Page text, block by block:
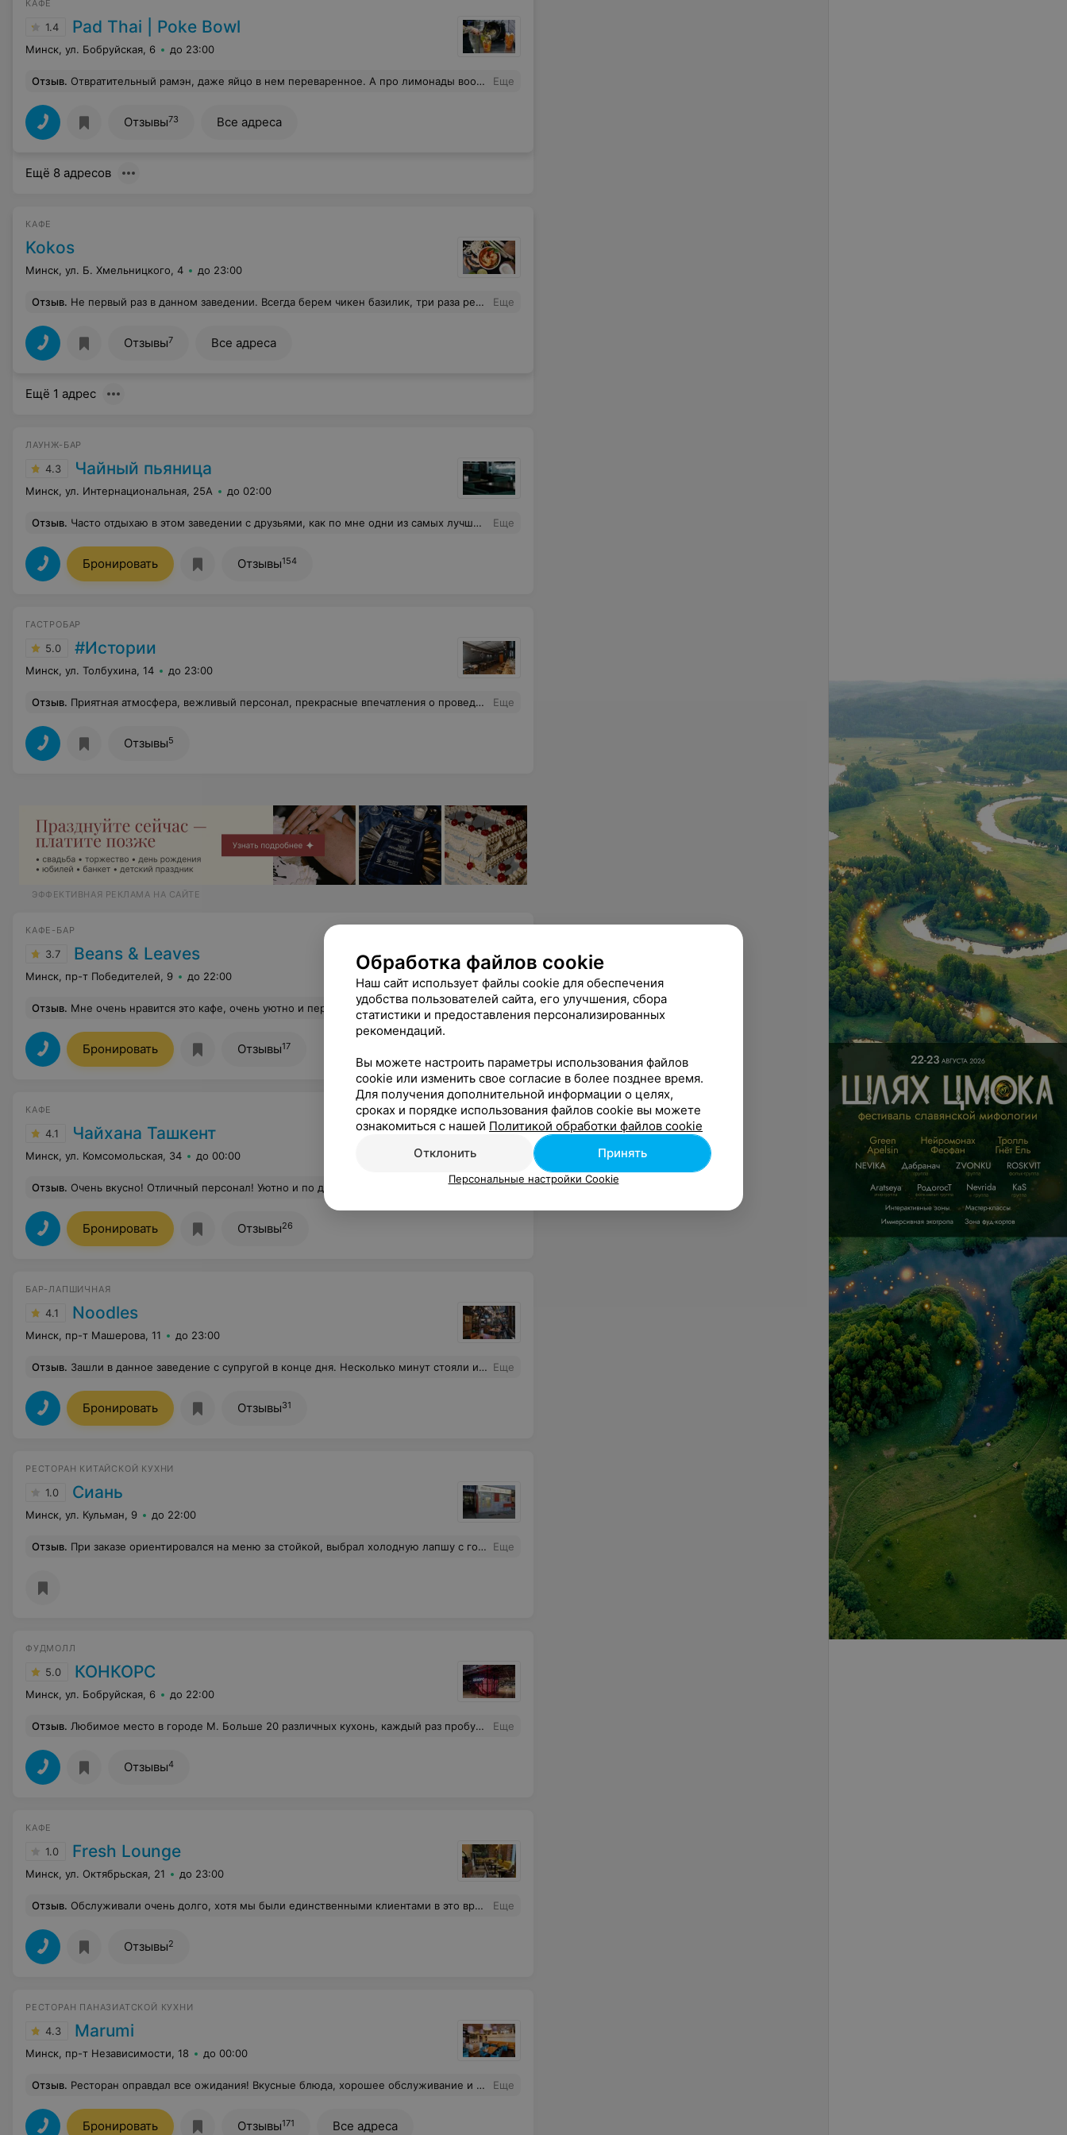
КАФЕ
1.4 Pad Thai | Poke Bowl
Минск, ул. Бобруйская, 6 до 23:00
Отзыв. Отвратительный рамэн, даже яйцо в нем переваренное. А про лимонады вообще молчу, вода с пюре имбиря Еще
Отзывы73 Все адреса
Ещё 8 адресов
КАФЕ
Kokos
Минск, ул. Б. Хмельницкого, 4 до 23:00
Отзыв. Не первый раз в данном заведении. Всегда берем чикен базилик, три раза решили взять что-то другое: 1 - рамен(очень невкусное блюдо, брать не советую, но это не основная причина данного отзыва), 2- карри с курицей(добавили доп. ананас, хотя брали специально без него, на что сотрудница сказала «ну вам дополнительно бесплатно ананас положили, я бы радовалась) и вот сегодня 3 раз - новое блюдо Котта, сделали заказ с уточнением минимальной остроты, сама Котта очень острая, есть невозможно и всю порцию вы точно не осилите. На кассе сказали что она острой быть не должна, повар это подтвердил. На вопрос переделать отказали, сказав, что должно быть острым(делемо). Однако в конечном итоге они предложили сделать любое другое блюдо, за это спасибо. Но остаётся неприятный осадок от того, что все три раза при попытке взять новое блюдо - косяки. Девушка на кассе вероятно стажер или же просто некомпетентный сотрудник. Еще
Отзывы7 Все адреса
Ещё 1 адрес
ЛАУНЖ-БАР
4.3 Чайный пьяница
Минск, ул. Интернациональная, 25А до 02:00
Отзыв. Часто отдыхаю в этом заведении с друзьями, как по мне одни из самых лучших коктейлей и кальянов в городе именно здесь. Вкусная еда и приятный персонал. В общем, рекомендую Еще
Бронировать Отзывы154
ГАСТРОБАР
5.0 #Истории
Минск, ул. Толбухина, 14 до 23:00
Отзыв. Приятная атмосфера, вежливый персонал, прекрасные впечатления о проведенном времени Еще
Отзывы5
ЭФФЕКТИВНАЯ РЕКЛАМА НА САЙТЕ
КАФЕ-БАР
3.7 Beans & Leaves
Минск, пр-т Победителей, 9 до 22:00
Отзыв. Мне очень нравится это кафе, очень уютно и персонал отличный. С сестрой всегда именно здесь берем кофе на вынос. А за акцию 5 кофе бесплатно так отдельное спасибо. Для нас приятные бонусы)) вкуснейший кофе в городе)) хочу заметить, что здесь нет различий покупаете Вы кофе или берете по акции, т.к. обслуживание на высоте в любом случае, а кофе....кофе нужно пробовать и наслаждаться)))) Еще
Бронировать Отзывы17
КАФЕ
4.1 Чайхана Ташкент
Минск, ул. Комсомольская, 34 до 00:00
Отзыв. Очень вкусно! Отличный персонал! Уютно и по домашнему...Молодцы! Еще
Бронировать Отзывы26
БАР-ЛАПШИЧНАЯ
4.1 Noodles
Минск, пр-т Машерова, 11 до 23:00
Отзыв. Зашли в данное заведение с супругой в конце дня. Несколько минут стояли и не понимали, встретит нас кто-либо, или самим занимать столик (свободный был единственный, но не убран). Не дожидаясь решили разместиться сами, после чего ждали что бы кто-то убрал стол после людей что покинули его, ждали еще пару минут, и о чудо, подошла официант, и дала понять что этот столик занимать не стоило, мол он занят. Мы снова в замешательстве, решили взять на вынос. Пока ожидали блюдо, освободилось место для двоих, попросили нам его все-таки предоставить, девушка за стойкой явно была недовольна нашему решению остаться. В общем ради еды зайти можно (но дороговато за лапшу), качество обслуживания оставляет желать лучшего. Еще
Бронировать Отзывы31
РЕСТОРАН КИТАЙСКОЙ КУХНИ
1.0 Сиань
Минск, ул. Кульман, 9 до 22:00
Отзыв. При заказе ориентировался на меню за стойкой, выбрал холодную лапшу с говядиной, на картинке 9 кусочков мяса. При подаче 5 маленьких кусочков. Обратил внимание официантки на существенное несоответствие картинке в меню и реального блюда. Официантка отказалась понимать и исправлять. Считаю эту ситуацию грубым нарушением договора публичной оферты и прав потребителей. Никому не советую посещение этого кафе. Больше никогда к ним не приду. Еще
ФУДМОЛЛ
5.0 КОНКОРС
Минск, ул. Бобруйская, 6 до 22:00
Отзыв. Любимое место в городе М. Больше 20 различных кухонь, каждый раз пробуешь что-то новенькое, атмосфера как где-то не в Беларуси, живая музыка по выходным - отдельная любовь. А недавно появилась еще и игровая лас-легас, где можно оставить ребенка, а самой побегать по торговому центру или попить кофе с прдружками на фудмолле. Короче говоря, рекомендую я и моя дочь) Еще
Отзывы4
КАФЕ
1.0 Fresh Lounge
Минск, ул. Октябрьская, 21 до 23:00
Отзыв. Обслуживали очень долго, хотя мы были единственными клиентами в это время (около 30 минут ждали блинчик и пасту), еда невкусная, бабл ти принесли ещё позже, в бабл попалась ветка :):):), да и , в принципе, он был невкусным. Дизлайк, отписка) Еще
Отзывы2
РЕСТОРАН ПАНАЗИАТСКОЙ КУХНИ
4.3 Marumi
Минск, пр-т Независимости, 18 до 00:00
Отзыв. Ресторан оправдал все ожидания! Вкусные блюда, хорошее обслуживание и дружелюбные официанты сделали наш вечер классным. Рекомендую всем! Еще
Бронировать Отзывы171 Все адреса
Обработка файлов cookie
Наш сайт использует файлы cookie для обеспечения
удобства пользователей сайта, его улучшения, сбора
статистики и предоставления персонализированных
рекомендаций.
Вы можете настроить параметры использования файлов
cookie или изменить свое согласие в более позднее время.
Для получения дополнительной информации о целях,
сроках и порядке использования файлов cookie вы можете
ознакомиться с нашей Политикой обработки файлов cookie
Отклонить
Принять
Персональные настройки Cookie